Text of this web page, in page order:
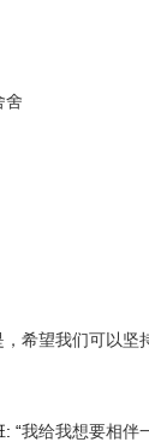
舍
，希望我们可以坚
: “我给我想要相伴